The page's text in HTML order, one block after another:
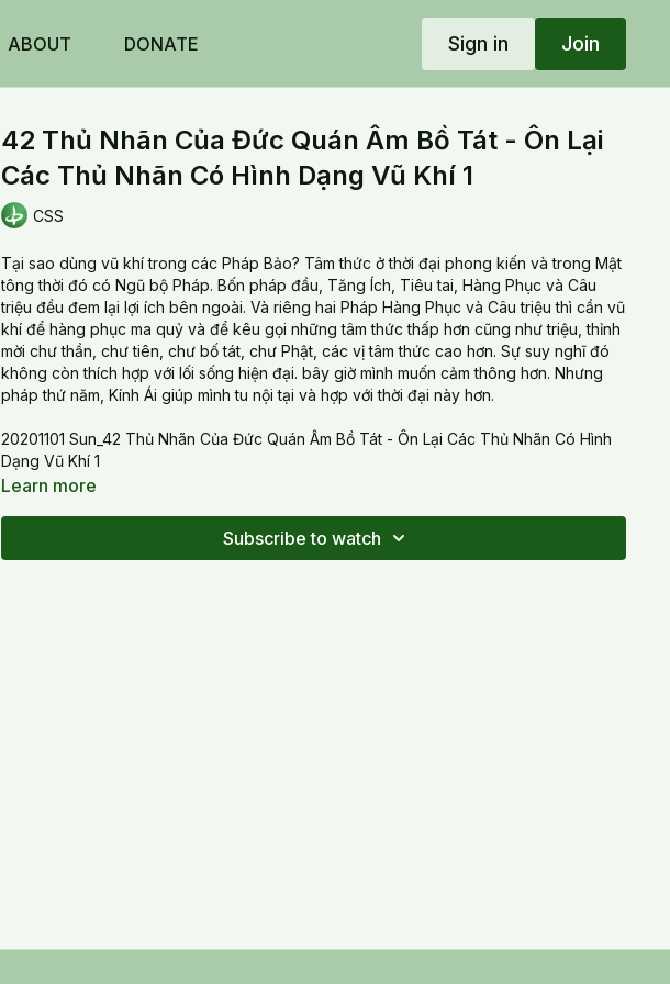
ABOUT DONATE Sign in Join
42 Thủ Nhãn Của Đức Quán Âm Bồ Tát - Ôn Lại
Các Thủ Nhãn Có Hình Dạng Vũ Khí 1
CSS
Tại sao dùng vũ khí trong các Pháp Bảo? Tâm thức ở thời đại phong kiến và trong Mật
tông thời đó có Ngũ bộ Pháp. Bốn pháp đầu, Tăng Ích, Tiêu tai, Hàng Phục và Câu
triệu đều đem lại lợi ích bên ngoài. Và riêng hai Pháp Hàng Phục và Câu triệu thì cần vũ
khí để hàng phục ma quỷ và để kêu gọi những tâm thức thấp hơn cũng như triệu, thỉnh
mời chư thần, chư tiên, chư bố tát, chư Phật, các vị tâm thức cao hơn. Sự suy nghĩ đó
không còn thích hợp với lối sống hiện đại. bây giờ mình muốn cảm thông hơn. Nhưng
pháp thứ năm, Kính Ái giúp mình tu nội tại và hợp với thời đại này hơn.
20201101 Sun_42 Thủ Nhãn Của Đức Quán Âm Bồ Tát - Ôn Lại Các Thủ Nhãn Có Hình
Dạng Vũ Khí 1
Learn more
Subscribe to watch